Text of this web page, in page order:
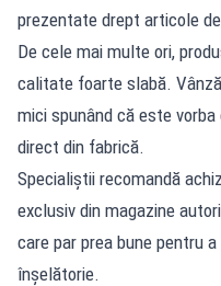
prezentate drept articole
De cele mai multe ori,
calitate foarte slabă.
mici spunând că este
direct din fabrică.
Specialiștii recomandă
exclusiv din magazine
care par prea bune pentru
înșelătorie.